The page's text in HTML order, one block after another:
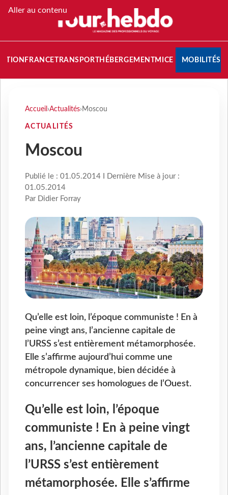
Aller au contenu
FRANCETRANSPORT HÉBERGEMENTMICE MOBILITÉS
Accueil ›Actualités› Moscou
ACTUALITÉS
Moscou
Publié le : 01.05.2014 I Dernière Mise à jour :
01.05.2014
Par Didier Forray
Qu’elle est loin, l’époque communiste ! En à
peine vingt ans, l’ancienne capitale de
l’URSS s’est entièrement métamorphosée.
Elle s’affirme aujourd’hui comme une
métropole dynamique, bien décidée à
concurrencer ses homologues de l’Ouest.
Qu’elle est loin, l’époque
communiste ! En à peine vingt
ans, l’ancienne capitale de
l’URSS s’est entièrement
métamorphosée. Elle s’affirme